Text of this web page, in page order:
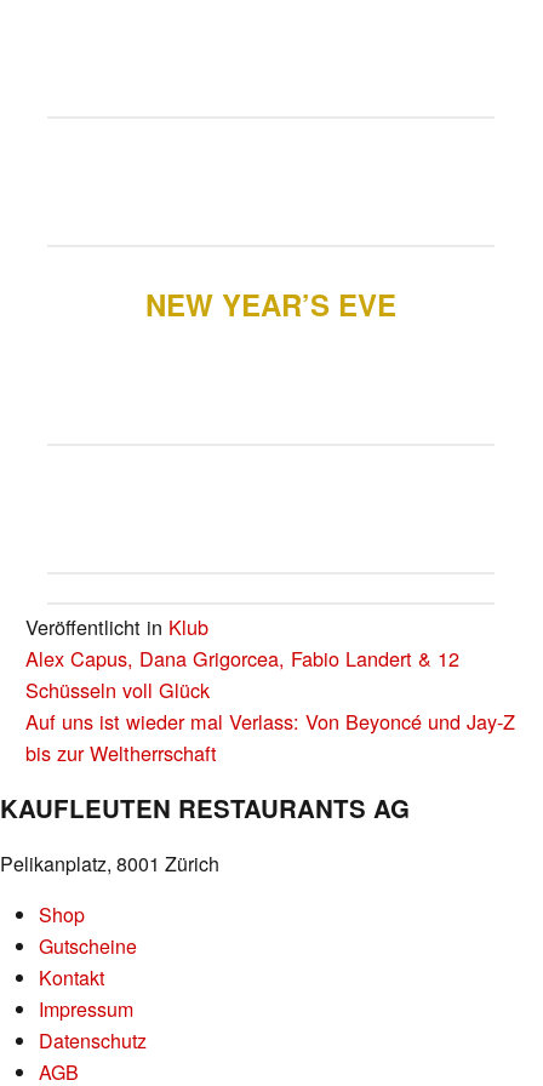
NEW YEAR’S EVE
Veröffentlicht in Klub
BEITRAGS-
NAVIGATION
Alex Capus, Dana Grigorcea, Fabio Landert & 12
Schüsseln voll Glück
Auf uns ist wieder mal Verlass: Von Beyoncé und Jay-Z
bis zur Weltherrschaft
KAUFLEUTEN RESTAURANTS AG
Pelikanplatz, 8001 Zürich
Shop
Gutscheine
Kontakt
Impressum
Datenschutz
AGB